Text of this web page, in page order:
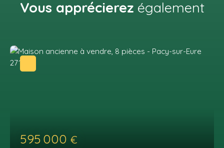
Vous apprécierez également
595 000 €